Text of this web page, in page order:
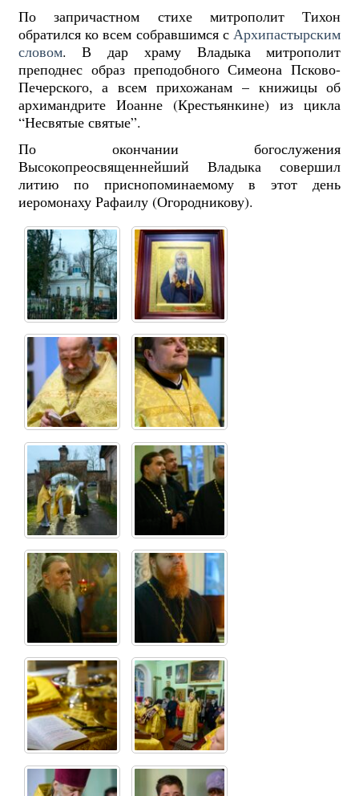
По запричастном стихе митрополит Тихон
обратился ко всем собравшимся с Архипастырским
словом. В дар храму Владыка митрополит
преподнес образ преподобного Симеона Псково-
Печерского, а всем прихожанам – книжицы об
архимандрите Иоанне (Крестьянкине) из цикла
“Несвятые святые”.
По окончании богослужения
Высокопреосвященнейший Владыка совершил
литию по приснопоминаемому в этот день
иеромонаху Рафаилу (Огородникову).